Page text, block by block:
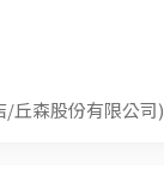
/丘森股份有限公司)